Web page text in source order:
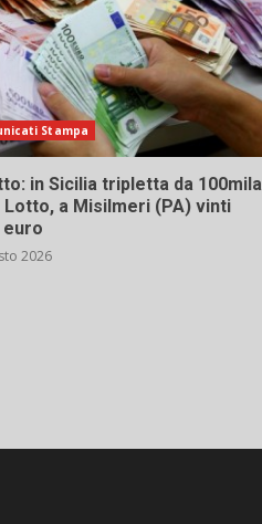
Stampa
in Sicilia tripletta da 100mila
Lotto, a Misilmeri (PA) vinti
euro
2026